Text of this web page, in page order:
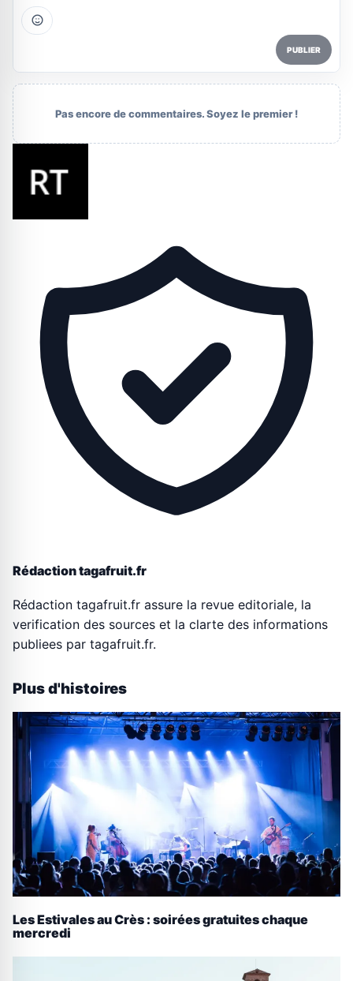
PUBLIER
Pas encore de commentaires. Soyez le premier !
Rédaction tagafruit.fr
Rédaction tagafruit.fr assure la revue editoriale, la
verification des sources et la clarte des informations
publiees par tagafruit.fr.
Plus d'histoires
Les Estivales au Crès : soirées gratuites chaque
mercredi